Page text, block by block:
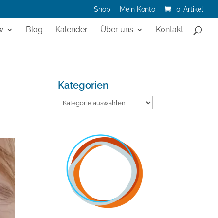
Shop Mein Konto 0-Artikel
Blog Kalender Über uns Kontakt
Kategorien
Kategorien